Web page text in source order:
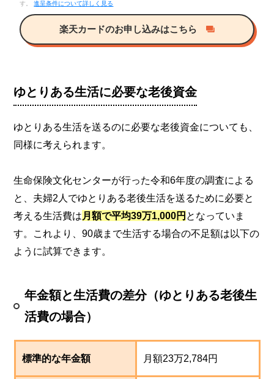
す。進呈条件について詳しく見る
楽天カードのお申し込みはこちら
ゆとりある生活に必要な老後資金
ゆとりある生活を送るのに必要な老後資金についても、
同様に考えられます。
生命保険文化センターが行った令和6年度の調査による
と、夫婦2人でゆとりある老後生活を送るために必要と
考える生活費は 月額で平均39万1,000円 となっていま
す。これより、90歳まで生活する場合の不足額は以下の
ように試算できます。
年金額と生活費の差分（ゆとりある老後生
活費の場合）
標準的な年金額 月額23万2,784円